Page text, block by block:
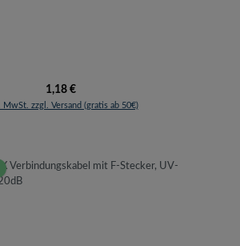
Regulärer Preis:
1,18 €
MwSt. zzgl. Versand (gratis ab 50€)